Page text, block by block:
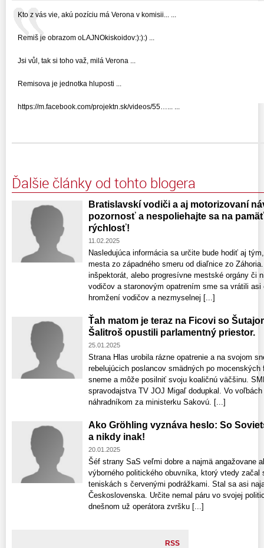
Kto z vás vie, akú pozíciu má Verona v komisii... ...
Remiš je obrazom oLAJNOkiskoidov:):):) ...
Jsi vůl, tak si toho važ, milá Verona ...
Remisova je jednotka hluposti ...
https://m.facebook.com/projektn.sk/videos/55…... ...
Ďalšie články od tohto blogera
Bratislavskí vodiči a aj motorizovaní
pozornosť a nespoliehajte sa na
rýchlosť!
11.02.2025
Nasledujúca informácia sa určite bude hodiť aj
mesta zo západného smeru od diaľnice zo
inšpektorát, alebo progresívne mestské orgány či
vodičov a staronovým opatrením sme sa vrátili
hromžení vodičov a nezmyselnej [...]
Ťah matom je teraz na Ficovi so
Šalitroš opustili parlamentný priestor.
25.01.2025
Strana Hlas urobila rázne opatrenie a na svojom
rebelujúcich poslancov smädných po
sneme a môže posilniť svoju koaličnú väčšinu.
spravodajstva TV JOJ Migaľ dodupkal. Vo
náhradníkom za ministerku Sakovú. [...]
Ako Gröhling vyznáva heslo: So
a nikdy inak!
20.01.2025
Šéf strany SaS veľmi dobre a najmä angažovane
výborného politického obuvníka, ktorý vtedy začal
teniskách s červenými podrážkami. Stal sa asi
Československa. Určite nemal páru vo svojej
dnešnom už operátora zvršku [...]
RSS